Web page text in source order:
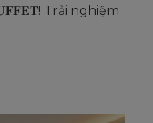
Trải nghiệm